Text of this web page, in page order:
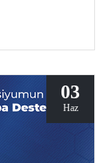
prestijli
03
Haz